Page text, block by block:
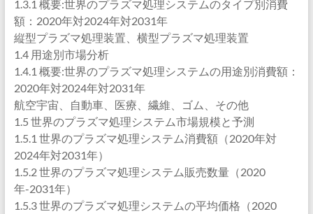
1.3.1 概要:世界のプラズマ処理システムのタイプ別消費
額：2020年対2024年対2031年
縦型プラズマ処理装置、横型プラズマ処理装置
1.4 用途別市場分析
1.4.1 概要:世界のプラズマ処理システムの用途別消費額：
2020年対2024年対2031年
航空宇宙、自動車、医療、繊維、ゴム、その他
1.5 世界のプラズマ処理システム市場規模と予測
1.5.1 世界のプラズマ処理システム消費額（2020年対
2024年対2031年）
1.5.2 世界のプラズマ処理システム販売数量（2020
年-2031年）
1.5.3 世界のプラズマ処理システムの平均価格（2020